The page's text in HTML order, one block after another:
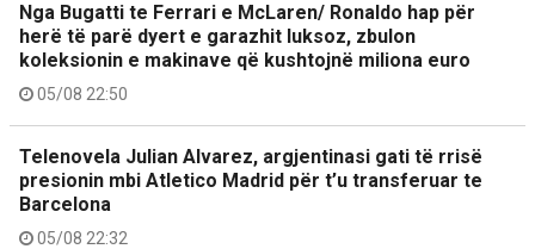
Nga Bugatti te Ferrari e McLaren/ Ronaldo hap për
herë të parë dyert e garazhit luksoz, zbulon
koleksionin e makinave që kushtojnë miliona euro
05/08 22:50
Telenovela Julian Alvarez, argjentinasi gati të rrisë
presionin mbi Atletico Madrid për t’u transferuar te
Barcelona
05/08 22:32